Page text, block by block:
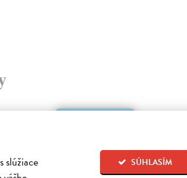
slúžiace
SÚHLASÍM